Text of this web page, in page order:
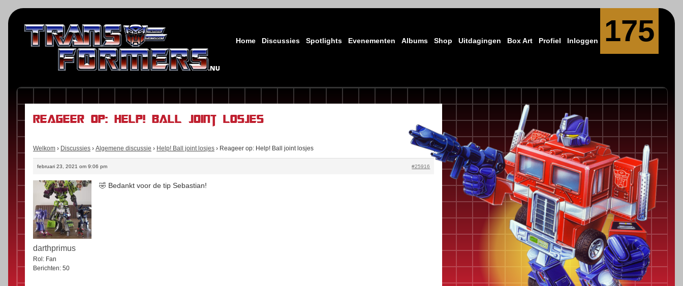
Home Discussies Spotlights Evenementen Albums Shop Uitdagingen Box Art Profiel Inloggen 175
Reageer op: Help! Ball joint losjes
Welkom › Discussies › Algemene discussie › Help! Ball joint losjes › Reageer op: Help! Ball joint losjes
februari 23, 2021 om 9:06 pm #25916
darthprimus
Rol: Fan
Berichten: 50
🤣 Bedankt voor de tip Sebastian!